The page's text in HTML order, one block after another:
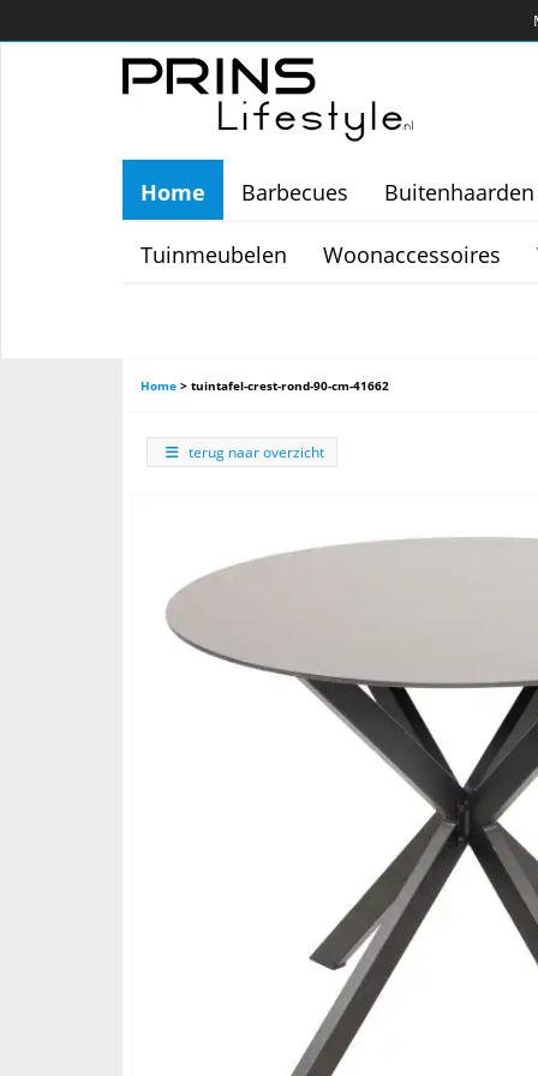
Home Barbecues Buitenhaarden
Tuinmeubelen Woonaccessoires
Home > tuintafel-crest-rond-90-cm-41662
terug naar overzicht